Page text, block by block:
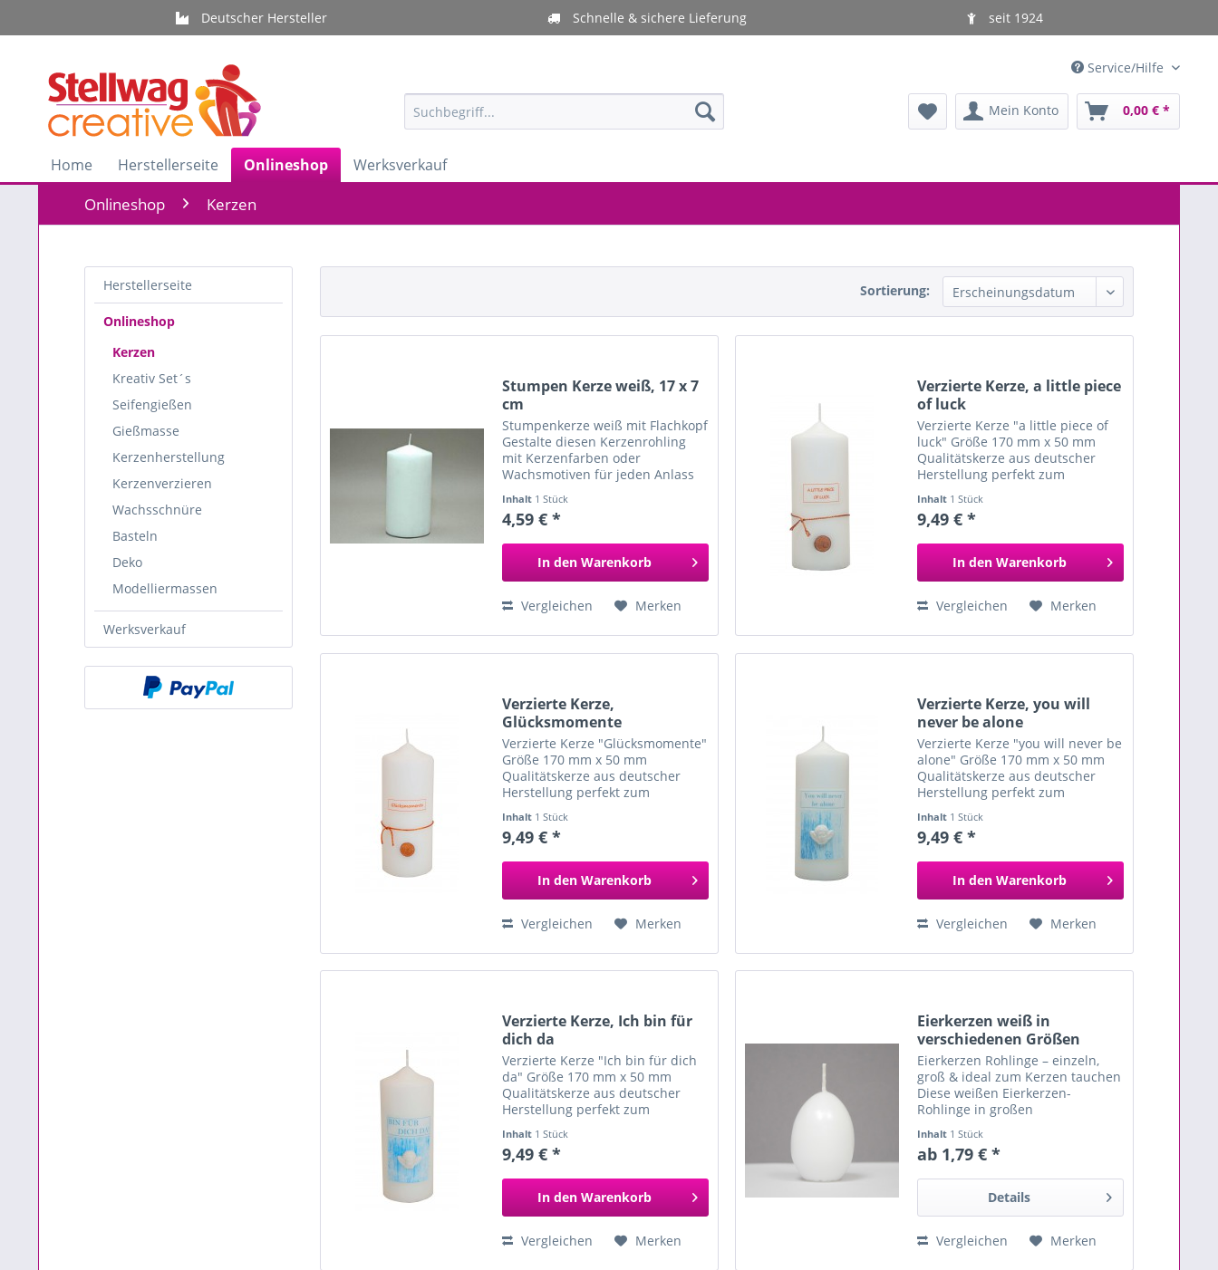
Deutscher Hersteller Schnelle & sichere Lieferung seit 1924
Service/Hilfe
Mein Konto 0,00 € *
Home Herstellerseite Onlineshop Werksverkauf
Onlineshop Kerzen
Herstellerseite
Onlineshop
Kerzen
Kreativ Set´s
Seifengießen
Gießmasse
Kerzenherstellung
Kerzenverzieren
Wachsschnüre
Basteln
Deko
Modelliermassen
Werksverkauf
Sortierung:
Stumpen Kerze weiß, 17 x 7
cm
Stumpenkerze weiß mit Flachkopf
Gestalte diesen Kerzenrohling
mit Kerzenfarben oder
Wachsmotiven für jeden Anlass
Hochzeitskerze. Größe ca. 17 cm
hoch Durchmesser ca. 7 cm
Qualitätskerze beste...
Inhalt 1 Stück
4,59 € *
In den Warenkorb
Vergleichen Merken
Verzierte Kerze, a little piece
of luck
Verzierte Kerze "a little piece of
luck" Größe 170 mm x 50 mm
Qualitätskerze aus deutscher
Herstellung perfekt zum
Inhalt 1 Stück
9,49 € *
In den Warenkorb
Vergleichen Merken
Verzierte Kerze,
Glücksmomente
Verzierte Kerze "Glücksmomente"
Größe 170 mm x 50 mm
Qualitätskerze aus deutscher
Herstellung perfekt zum
Inhalt 1 Stück
9,49 € *
In den Warenkorb
Vergleichen Merken
Verzierte Kerze, you will
never be alone
Verzierte Kerze "you will never be
alone" Größe 170 mm x 50 mm
Qualitätskerze aus deutscher
Herstellung perfekt zum
Inhalt 1 Stück
9,49 € *
In den Warenkorb
Vergleichen Merken
Verzierte Kerze, Ich bin für
dich da
Verzierte Kerze "Ich bin für dich
da" Größe 170 mm x 50 mm
Qualitätskerze aus deutscher
Herstellung perfekt zum
Inhalt 1 Stück
9,49 € *
In den Warenkorb
Vergleichen Merken
Eierkerzen weiß in
verschiedenen Größen
Eierkerzen Rohlinge – einzeln,
groß & ideal zum Kerzen tauchen
Diese weißen Eierkerzen-
Rohlinge in großen
kreative DIY-Projekte, Frühlings-
und Osterdekorationen. Ob zum
Tauchen in farbiges Wachs,
Inhalt 1 Stück
ab 1,79 € *
Details
Vergleichen Merken